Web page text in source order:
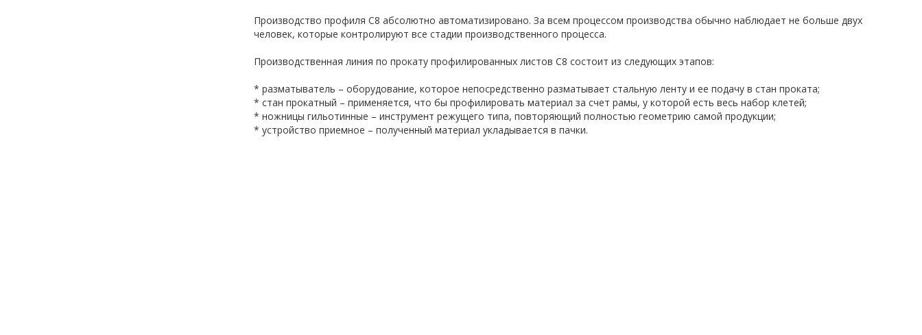
Производство профиля С8 абсолютно автоматизировано. За всем процессом производства обычно наблюдает не больше двух
человек, которые контролируют все стадии производственного процесса.
Производственная линия по прокату профилированных листов С8 состоит из следующих этапов:
* разматыватель – оборудование, которое непосредственно разматывает стальную ленту и ее подачу в стан проката;
* стан прокатный – применяется, что бы профилировать материал за счет рамы, у которой есть весь набор клетей;
* ножницы гильотинные – инструмент режущего типа, повторяющий полностью геометрию самой продукции;
* устройство приемное – полученный материал укладывается в пачки.